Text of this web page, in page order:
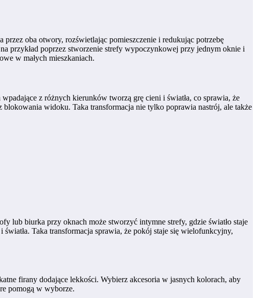
oba otwory, rozświetlając pomieszczenie i redukując potrzebę
przykład poprzez stworzenie strefy wypoczynkowej przy jednym oknie i
w małych mieszkaniach.
z różnych kierunków tworzą grę cieni i światła, co sprawia, że
widoku. Taka transformacja nie tylko poprawia nastrój, ale także
lub biurka przy oknach może stworzyć intymne strefy, gdzie światło staje
Taka transformacja sprawia, że pokój staje się wielofunkcyjny,
firany dodające lekkości. Wybierz akcesoria w jasnych kolorach, aby
pomogą w wyborze.